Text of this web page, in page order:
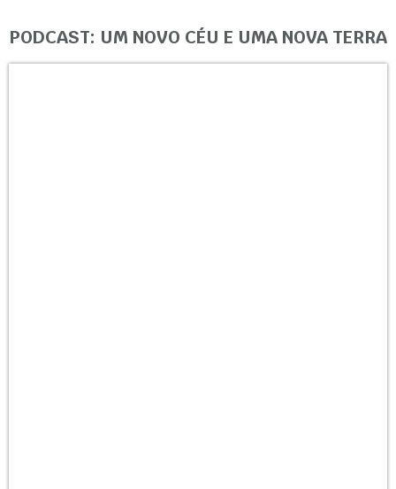
PODCAST: UM NOVO CÉU E UMA NOVA TERRA